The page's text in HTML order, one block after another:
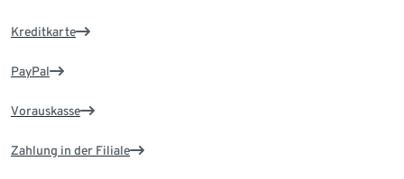
Kreditkarte
PayPal
Vorauskasse
Zahlung in der Filiale